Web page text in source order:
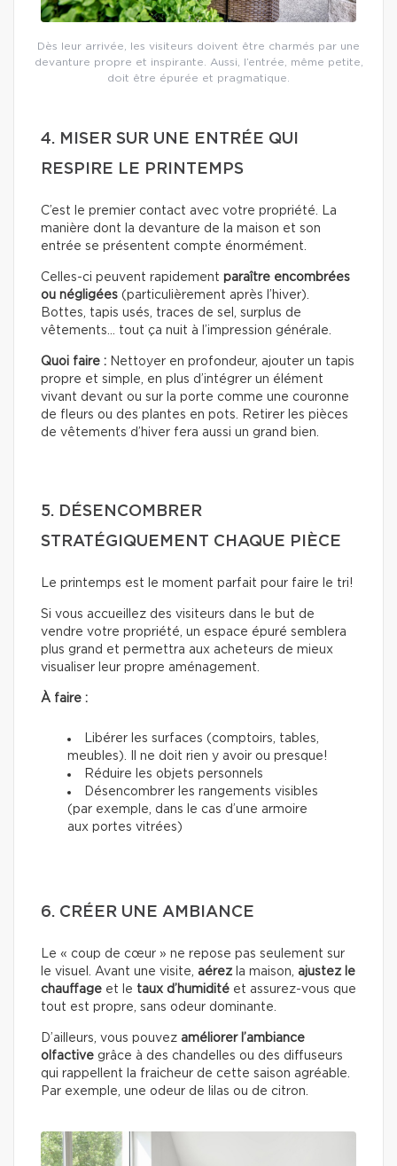
Dès leur arrivée, les visiteurs doivent être charmés par une
devanture propre et inspirante. Aussi, l’entrée, même petite,
doit être épurée et pragmatique.
4. MISER SUR UNE ENTRÉE QUI
RESPIRE LE PRINTEMPS
C’est le premier contact avec votre propriété. La
manière dont la devanture de la maison et son
entrée se présentent compte énormément.
Celles-ci peuvent rapidement paraître encombrées
ou négligées (particulièrement après l’hiver).
Bottes, tapis usés, traces de sel, surplus de
vêtements… tout ça nuit à l’impression générale.
Quoi faire : Nettoyer en profondeur, ajouter un tapis
propre et simple, en plus d’intégrer un élément
vivant devant ou sur la porte comme une couronne
de fleurs ou des plantes en pots. Retirer les pièces
de vêtements d’hiver fera aussi un grand bien.
5. DÉSENCOMBRER
STRATÉGIQUEMENT CHAQUE PIÈCE
Le printemps est le moment parfait pour faire le tri!
Si vous accueillez des visiteurs dans le but de
vendre votre propriété, un espace épuré semblera
plus grand et permettra aux acheteurs de mieux
visualiser leur propre aménagement.
À faire :
Libérer les surfaces (comptoirs, tables,
meubles). Il ne doit rien y avoir ou presque!
Réduire les objets personnels
Désencombrer les rangements visibles
(par exemple, dans le cas d’une armoire
aux portes vitrées)
6. CRÉER UNE AMBIANCE
Le « coup de cœur » ne repose pas seulement sur
le visuel. Avant une visite, aérez la maison, ajustez le
chauffage et le taux d’humidité et assurez-vous que
tout est propre, sans odeur dominante.
D’ailleurs, vous pouvez améliorer l’ambiance
olfactive grâce à des chandelles ou des diffuseurs
qui rappellent la fraicheur de cette saison agréable.
Par exemple, une odeur de lilas ou de citron.